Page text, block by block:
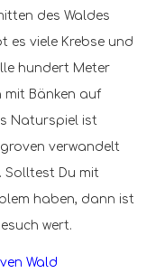
des Waldes
es viele Krebse und
hundert Meter
Bänken auf
Naturspiel ist
verwandelt
Solltest Du mit
haben, dann ist
wert.
Wald